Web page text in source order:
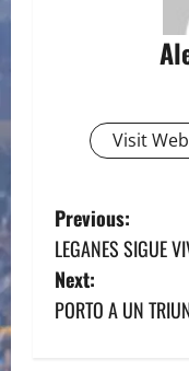
Visit
P
o
s
Previous:
LEGANES SIGUE
Next:
PORTO A UN